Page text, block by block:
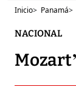
Inicio> Panamá>
NACIONAL